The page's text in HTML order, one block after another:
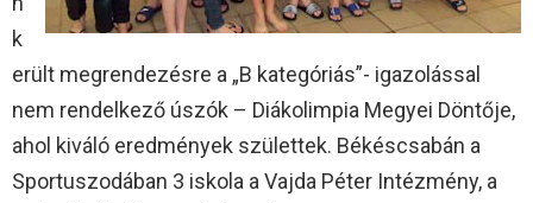
k
erült megrendezésre a „B kategóriás”- igazolással
nem rendelkező úszók – Diákolimpia Megyei Döntője,
ahol kiváló eredmények születtek. Békéscsabán a
Sportuszodában 3 iskola a Vajda Péter Intézmény, a